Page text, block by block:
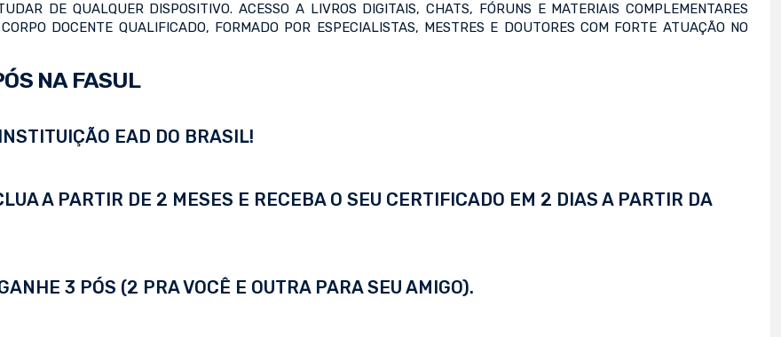
DE QUALQUER DISPOSITIVO. ACESSO A LIVROS DIGITAIS, CHATS, FÓRUNS E MATERIAIS COMPLEMENTARES
DOCENTE QUALIFICADO, FORMADO POR ESPECIALISTAS, MESTRES E DOUTORES COM FORTE ATUAÇÃO NO
NA FASUL
EAD DO BRASIL!
A PARTIR DE 2 MESES E RECEBA O SEU CERTIFICADO EM 2 DIAS A PARTIR DA
3 PÓS (2 PRA VOCÊ E OUTRA PARA SEU AMIGO).